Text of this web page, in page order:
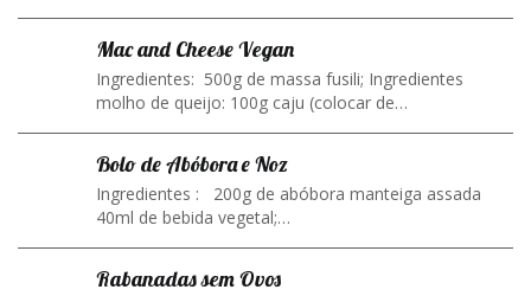
Mac and Cheese Vegan
Ingredientes: 500g de massa fusili; Ingredientes
molho de queijo: 100g caju (colocar de…
Bolo de Abóbora e Noz
Ingredientes : 200g de abóbora manteiga assada
40ml de bebida vegetal;…
Rabanadas sem Ovos